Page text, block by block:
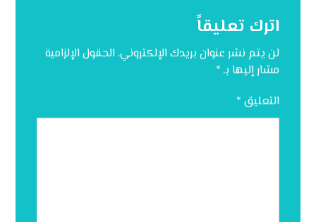
اترك تعليقاً
لن يتم نشر عنوان بريدك الإلكتروني. الحقول الإلزامية
مشار إليها بـ*
التعليق *